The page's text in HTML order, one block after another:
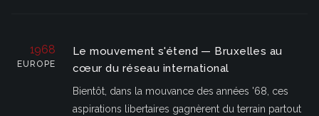
1968
EUROPE
Le mouvement s'étend — Bruxelles au
cœur du réseau international
Bientôt, dans la mouvance des années '68, ces
aspirations libertaires gagnèrent du terrain partout